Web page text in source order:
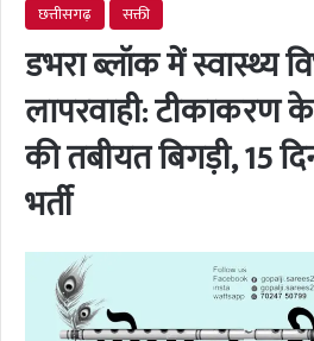
छत्तीसगढ़ सक्ती
डभरा ब्लॉक में स्वास्थ्य
लापरवाही: टीकाकरण
की तबीयत बिगड़ी, 15
भर्ती